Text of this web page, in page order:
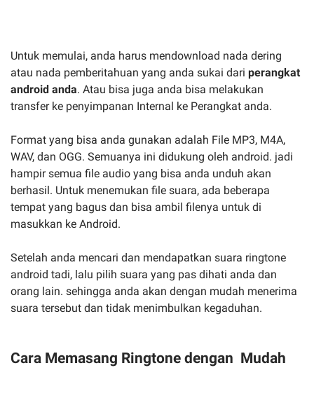
Untuk memulai, anda harus mendownload nada dering
atau nada pemberitahuan yang anda sukai dari perangkat
android anda. Atau bisa juga anda bisa melakukan
transfer ke penyimpanan Internal ke Perangkat anda.
Format yang bisa anda gunakan adalah File MP3, M4A,
WAV, dan OGG. Semuanya ini didukung oleh android. jadi
hampir semua file audio yang bisa anda unduh akan
berhasil. Untuk menemukan file suara, ada beberapa
tempat yang bagus dan bisa ambil filenya untuk di
masukkan ke Android.
Setelah anda mencari dan mendapatkan suara ringtone
android tadi, lalu pilih suara yang pas dihati anda dan
orang lain. sehingga anda akan dengan mudah menerima
suara tersebut dan tidak menimbulkan kegaduhan.
Cara Memasang Ringtone dengan Mudah